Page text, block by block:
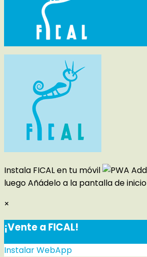
Instala FICAL en tu móvil
luegoAñádelo a la pantalla de inicio
×
¡Vente a FICAL!
Instalar WebApp